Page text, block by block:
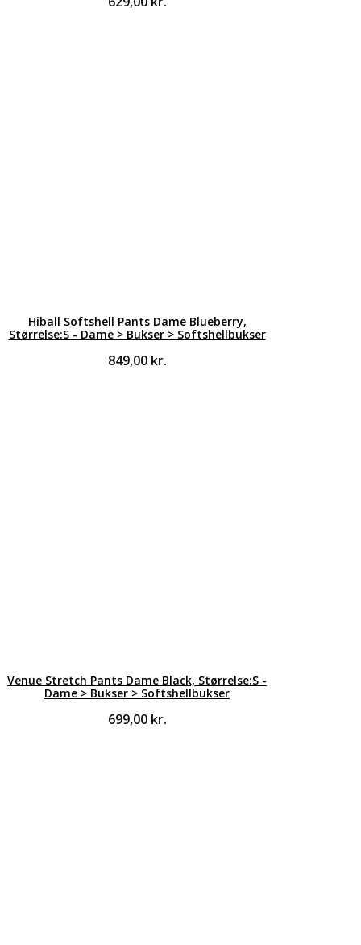
Hiball Softshell Pants Dame Blueberry,
Størrelse:S - Dame > Bukser > Softshellbukser
849,00 kr.
Venue Stretch Pants Dame Black, Størrelse:S -
Dame > Bukser > Softshellbukser
699,00 kr.